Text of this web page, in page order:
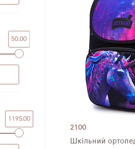
50.00
1195.00
2100
Шкільний